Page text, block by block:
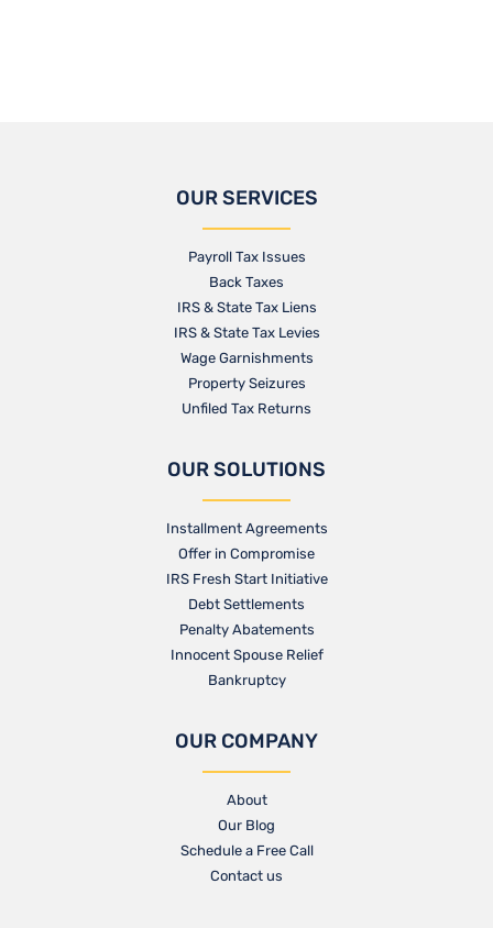
OUR SERVICES
Payroll Tax Issues
Back Taxes
IRS & State Tax Liens
IRS & State Tax Levies
Wage Garnishments
Property Seizures
Unfiled Tax Returns
OUR SOLUTIONS
Installment Agreements
Offer in Compromise
IRS Fresh Start Initiative
Debt Settlements
Penalty Abatements
Innocent Spouse Relief
Bankruptcy
OUR COMPANY
About
Our Blog​
Schedule a Free Call
Contact us​